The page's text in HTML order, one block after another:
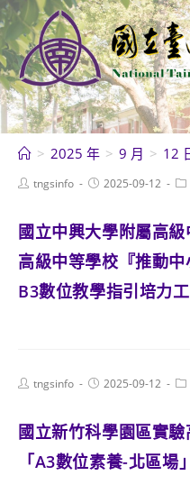
跳
轉
至
主
要
內
> 2025 年 > 9 月 > 12
Posttngsinfo
Post2025-09-12
國立中興大學附屬高
高級中等學校『推動中
B3數位教學指引培力
Posttngsinfo
Post2025-09-12
國立新竹科學園區實
「A3數位素養-北區場